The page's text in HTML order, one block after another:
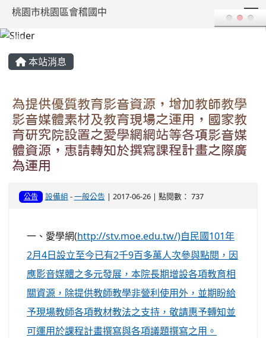
桃園市桃園區會稽國中
本站消息
為提供優質教育影音資源，增加教師教學
影音媒體素材及教育現場之運用，國家教
育研究院設置之愛學網網站等各項影音媒
體資源，惠請轉知於撰寫課程計畫之際廣
為運用
公告 設備組 -一般公告 | 2017-06-26 | 點閱數： 737
一、愛學網(http://stv.moe.edu.tw/)自民國101年
2月4日設立至今已有2千9百多萬人次參與點閱，因
應影音媒體之多元發展，本院長期增設各項教育相
關資源，除提供教師教學非營利使用外，並期盼給
予現場教師各項教材教法之支持，敬請惠予轉知並
可運用於課程計畫撰寫與各項議題撰寫之用。